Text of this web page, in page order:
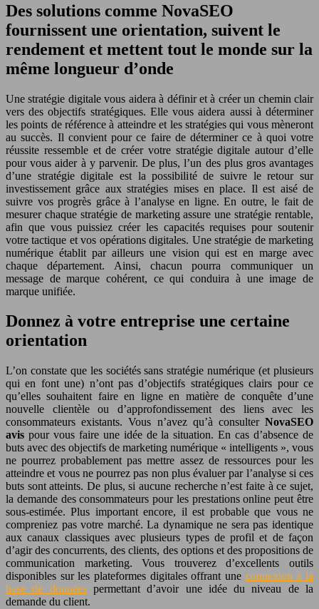
Des solutions comme NovaSEO
fournissent une orientation, suivent le
rendement et mettent tout le monde sur la
même longueur d’onde
Une stratégie digitale vous aidera à définir et à créer un chemin clair
vers des objectifs stratégiques. Elle vous aidera aussi à déterminer
les points de référence à atteindre et les stratégies qui vous mèneront
au succès. Il convient pour ce faire de déterminer ce à quoi votre
réussite ressemble et de créer votre stratégie digitale autour d’elle
pour vous aider à y parvenir. De plus, l’un des plus gros avantages
d’une stratégie digitale est la possibilité de suivre le retour sur
investissement grâce aux stratégies mises en place. Il est aisé de
suivre vos progrès grâce à l’analyse en ligne. En outre, le fait de
mesurer chaque stratégie de marketing assure une stratégie rentable,
afin que vous puissiez créer les capacités requises pour soutenir
votre tactique et vos opérations digitales. Une stratégie de marketing
numérique établit par ailleurs une vision qui est en marge avec
chaque département. Ainsi, chacun pourra communiquer un
message de marque cohérent, ce qui conduira à une image de
marque unifiée.
Donnez à votre entreprise une certaine
orientation
L’on constate que les sociétés sans stratégie numérique (et plusieurs
qui en font une) n’ont pas d’objectifs stratégiques clairs pour ce
qu’elles souhaitent faire en ligne en matière de conquête d’une
nouvelle clientèle ou d’approfondissement des liens avec les
consommateurs existants. Vous n’avez qu’à consulter NovaSEO
avis pour vous faire une idée de la situation. En cas d’absence de
buts avec des objectifs de marketing numérique « intelligents », vous
ne pourrez probablement pas mettre assez de ressources pour les
atteindre et vous ne pourrez pas non plus évaluer par l’analyse si ces
buts sont atteints. De plus, si aucune recherche n’est faite à ce sujet,
la demande des consommateurs pour les prestations online peut être
sous-estimée. Plus important encore, il est probable que vous ne
compreniez pas votre marché. La dynamique ne sera pas identique
aux canaux classiques avec plusieurs types de profil et de façon
d’agir des concurrents, des clients, des options et des propositions de
communication marketing. Vous trouverez d’excellents outils
disponibles sur les plateformes digitales offrant une connexion à la
base de donnéespermettant d’avoir une idée du niveau de la
demande du client.